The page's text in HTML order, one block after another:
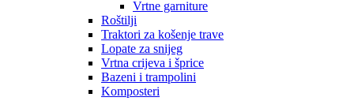
Vrtne garniture
Roštilji
Traktori za košenje trave
Lopate za snijeg
Vrtna crijeva i šprice
Bazeni i trampolini
Komposteri